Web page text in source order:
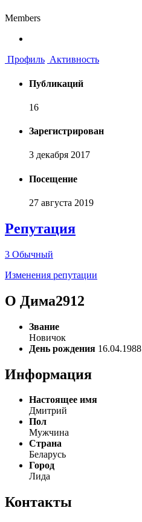
Members
Профиль Активность
Публикаций
16
Зарегистрирован
3 декабря 2017
Посещение
27 августа 2019
Репутация
3 Обычный
Изменения репутации
О Дима2912
Звание
Новичок
День рождения 16.04.1988
Информация
Настоящее имя
Дмитрий
Пол
Мужчина
Страна
Беларусь
Город
Лида
Контакты